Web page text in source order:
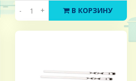
- + В КОРЗИНУ